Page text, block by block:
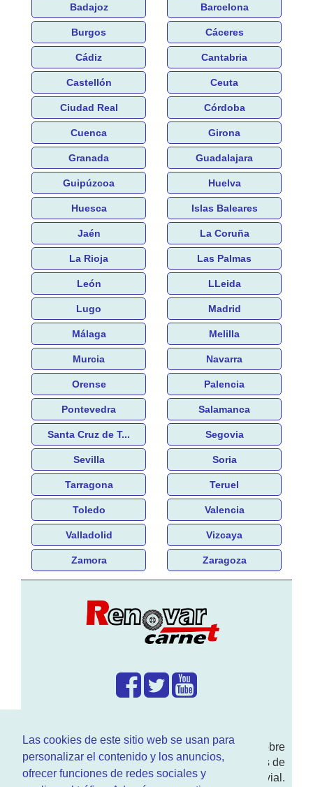
Las cookies de este sitio web se usan para
personalizar el contenido y los anuncios,
ofrecer funciones de redes sociales y
Badajoz Barcelona
Burgos Cáceres
Cádiz Cantabria
Castellón Ceuta
Ciudad Real Córdoba
Cuenca Girona
Granada Guadalajara
Guipúzcoa Huelva
Huesca Islas Baleares
Jaén La Coruña
La Rioja Las Palmas
León LLeida
Lugo Madrid
Málaga Melilla
Murcia Navarra
Orense Palencia
Pontevedra Salamanca
Santa Cruz de T... Segovia
Sevilla Soria
Tarragona Teruel
Toledo Valencia
Valladolid Vizcaya
Zamora Zaragoza
Enwww.RenovarCarnet.comTe contamos sobre
larenovación del permisode conducir, noticias de
actualidad motor y sobre todo seguridad vial.